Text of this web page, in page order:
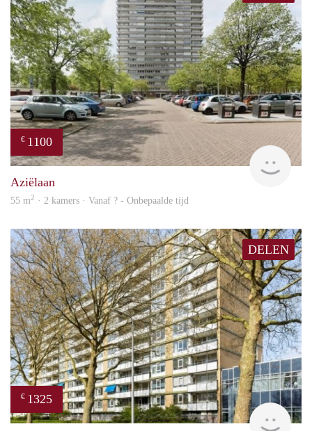
€ 1100
Aziëlaan
55 m2 · 2 kamers · Vanaf ? - Onbepaalde tijd
DELEN
€ 1325